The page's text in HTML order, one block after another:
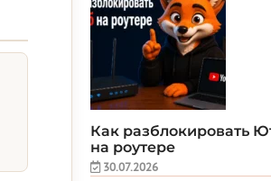
Как разблокировать
на роутере
30.07.2026